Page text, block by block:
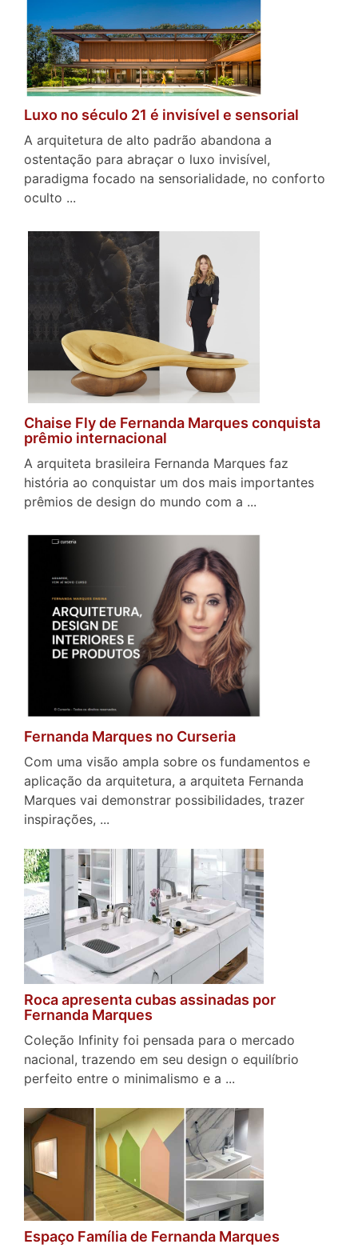
Luxo no século 21 é invisível e sensorial
A arquitetura de alto padrão abandona a
ostentação para abraçar o luxo invisível,
paradigma focado na sensorialidade, no conforto
oculto ...
Chaise Fly de Fernanda Marques conquista
prêmio internacional
A arquiteta brasileira Fernanda Marques faz
história ao conquistar um dos mais importantes
prêmios de design do mundo com a ...
Fernanda Marques no Curseria
Com uma visão ampla sobre os fundamentos e
aplicação da arquitetura, a arquiteta Fernanda
Marques vai demonstrar possibilidades, trazer
inspirações, ...
Roca apresenta cubas assinadas por
Fernanda Marques
Coleção Infinity foi pensada para o mercado
nacional, trazendo em seu design o equilíbrio
perfeito entre o minimalismo e a ...
Espaço Família de Fernanda Marques